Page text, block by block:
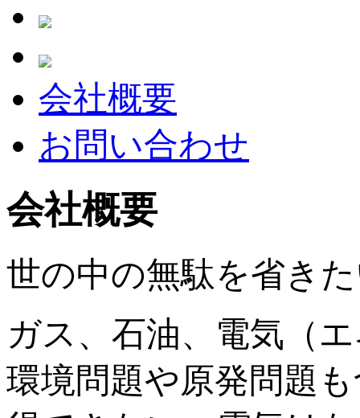
会社概要
お問い合わせ
会社概要
世の中の無駄を省き
ガス、石油、電気（
環境問題や原発問題